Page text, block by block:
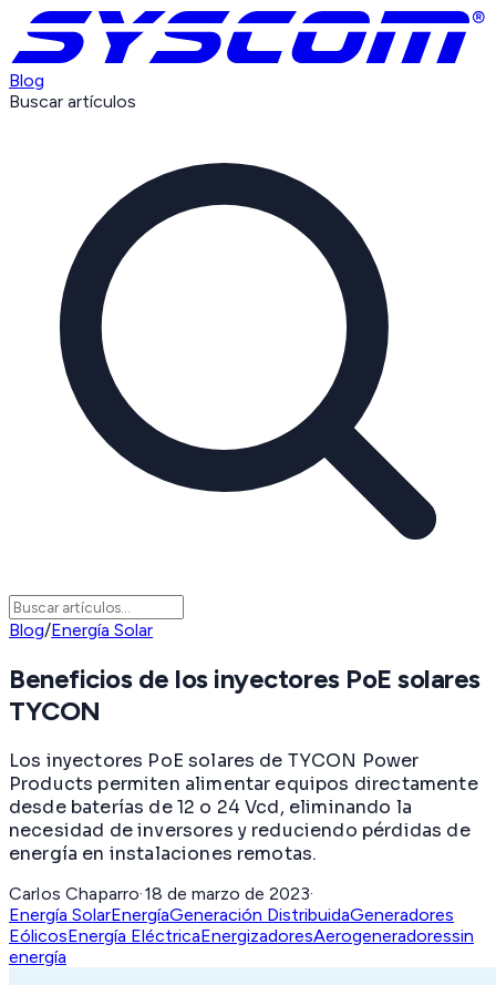
Blog
Buscar artículos
Blog/Energía Solar
Beneficios de los inyectores PoE solares
TYCON
Los inyectores PoE solares de TYCON Power
Products permiten alimentar equipos directamente
desde baterías de 12 o 24 Vcd, eliminando la
necesidad de inversores y reduciendo pérdidas de
energía en instalaciones remotas.
Carlos Chaparro·18 de marzo de 2023·
Energía SolarEnergíaGeneración DistribuidaGeneradores
EólicosEnergía EléctricaEnergizadoresAerogeneradoressin
energía